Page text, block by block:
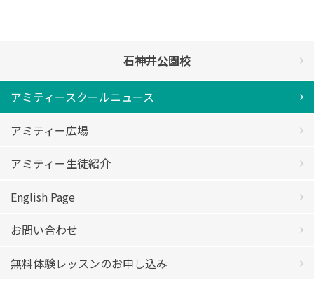
石神井公園校
アミティースクールニュース
アミティー広場
アミティー生徒紹介
English Page
お問い合わせ
無料体験レッスンのお申し込み